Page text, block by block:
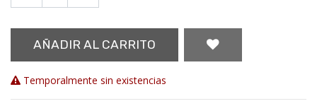
AÑADIR AL CARRITO
Temporalmente sin existencias